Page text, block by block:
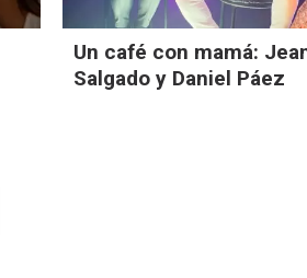
Un café con mamá:
Salgado y Daniel Páez